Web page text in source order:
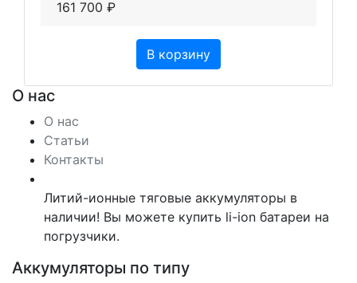
161 700 ₽
В корзину
О нас
О нас
Статьи
Контакты
Литий-ионные тяговые аккумуляторы в
наличии! Вы можете купить li-ion батареи на
погрузчики.
Аккумуляторы по типу